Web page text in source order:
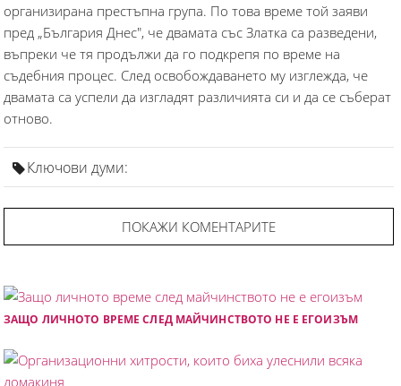
организирана престъпна група. По това време той заяви
пред „България Днес", че двамата със Златка са разведени,
въпреки че тя продължи да го подкрепя по време на
съдебния процес. След освобождаването му изглежда, че
двамата са успели да изгладят различията си и да се съберат
отново.
Ключови думи:
ПОКАЖИ КОМЕНТАРИТЕ
ЗАЩО ЛИЧНОТО ВРЕМЕ СЛЕД МАЙЧИНСТВОТО НЕ Е ЕГОИЗЪМ